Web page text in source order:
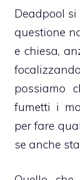
Deadpool
questione
e chiesa,
possiamo
fumetti i
per fare
se anche